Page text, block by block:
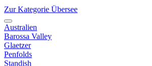
Zur Kategorie Übersee
Australien
Barossa Valley
Glaetzer
Penfolds
Standish